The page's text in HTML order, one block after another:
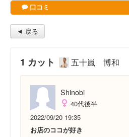
口コミ
◄ 戻る
1 カット 五十嵐 博和
Shinobi
40代後半
2022/09/20 19:35
お店のココが好き